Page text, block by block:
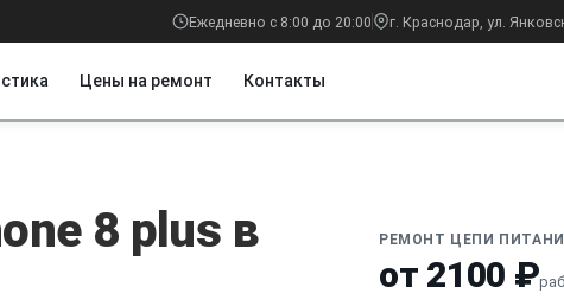
Ежедневно с 8:00 до 20:00 г. Краснодар, ул.
Цены на ремонт Контакты
8 plus в
РЕМОНТ ЦЕПИ ПИТАНИЯ
от 2100 ₽